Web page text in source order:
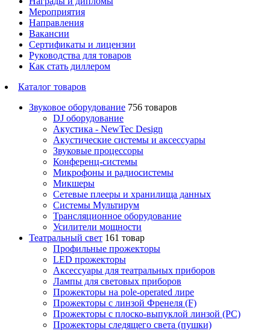
Мероприятия
Направления
Вакансии
Сертификаты и лицензии
Руководства для товаров
Как стать диллером
Каталог товаров
Звуковое оборудование 756 товаров
DJ оборудование
Акустика - NewTec Design
Акустические системы и аксессуары
Звуковые процессоры
Конференц-системы
Микрофоны и радиосистемы
Микшеры
Сетевые плееры и хранилища данных
Системы Мультирум
Трансляционное оборудование
Усилители мощности
Театральный свет 161 товар
Профильные прожекторы
LED прожекторы
Аксессуары для театральных приборов
Лампы для световых приборов
Прожекторы на pole-operated лире
Прожекторы с линзой Френеля (F)
Прожекторы с плоско-выпуклой линзой (PC)
Прожекторы следящего света (пушки)